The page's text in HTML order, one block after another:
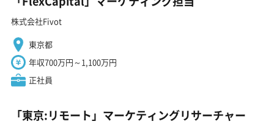
株式会社Fivot
東京都
年収700万円～1,100万円
正社員
「東京:リモート」マーケティングリサーチャー